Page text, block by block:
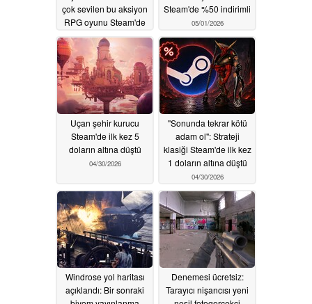
çok sevilen bu aksiyon
RPG oyunu Steam'de
%90 indirimde
05/04/2026
Steam'de %50 indirimli
05/01/2026
Uçan şehir kurucu
Steam'de ilk kez 5
doların altına düştü
04/30/2026
"Sonunda tekrar kötü
adam ol": Strateji
klasiği Steam'de ilk kez
1 doların altına düştü
04/30/2026
Windrose yol haritası
açıklandı: Bir sonraki
Denemesi ücretsiz:
Tarayıcı nişancısı yeni